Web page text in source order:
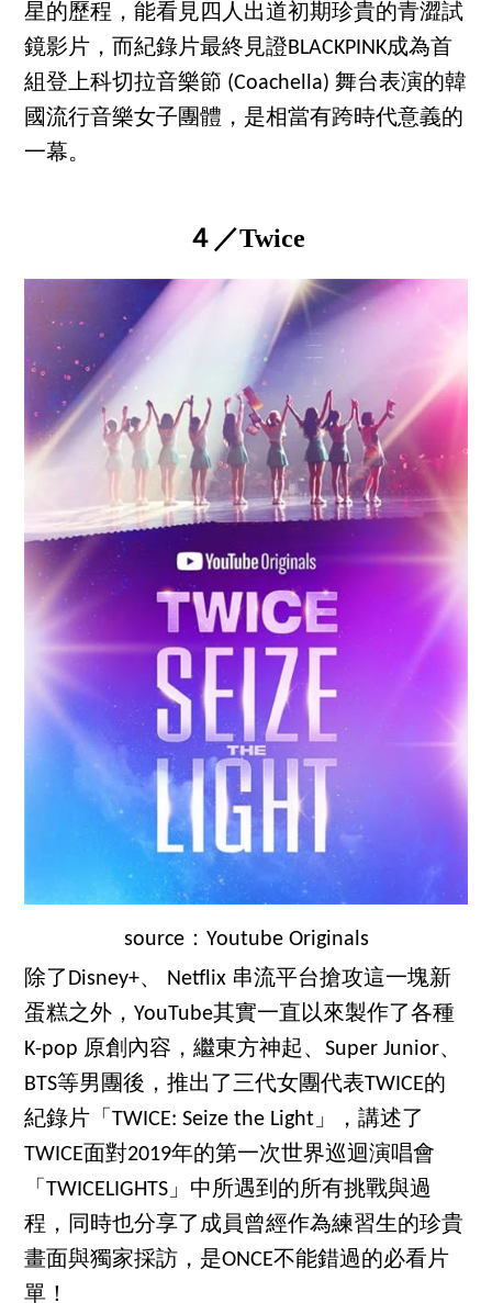
星的歷程，能看見四人出道初期珍貴的青澀試
鏡影片，而紀錄片最終見證BLACKPINK成為首
組登上科切拉音樂節 (Coachella) 舞台表演的韓
國流行音樂女子團體，是相當有跨時代意義的
一幕。
４／Twice
source：Youtube Originals
除了Disney+、 Netflix 串流平台搶攻這一塊新
蛋糕之外，YouTube其實一直以來製作了各種
K-pop 原創內容，繼東方神起、Super Junior、
BTS等男團後，推出了三代女團代表TWICE的
紀錄片「TWICE: Seize the Light」，講述了
TWICE面對2019年的第一次世界巡迴演唱會
「TWICELIGHTS」中所遇到的所有挑戰與過
程，同時也分享了成員曾經作為練習生的珍貴
畫面與獨家採訪，是ONCE不能錯過的必看片
單！